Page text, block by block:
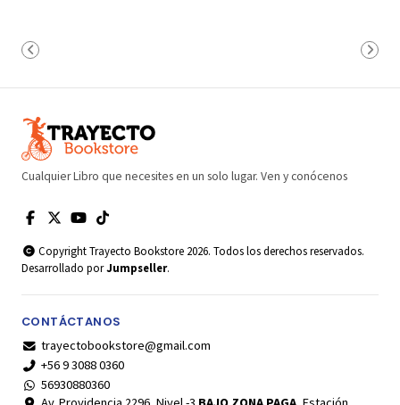
Cualquier Libro que necesites en un solo lugar. Ven y conócenos
Copyright Trayecto Bookstore 2026. Todos los derechos reservados.
Desarrollado porJumpseller.
CONTÁCTANOS
trayectobookstore@gmail.com
+56 9 3088 0360
56930880360